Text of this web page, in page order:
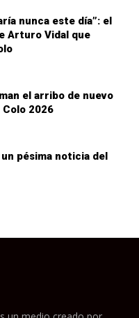
nunca este día”: el
Arturo Vidal que
el arribo de nuevo
2026
pésima noticia del